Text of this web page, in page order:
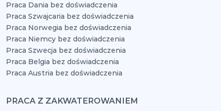
Praca Dania bez doświadczenia
Praca Szwajcaria bez doświadczenia
Praca Norwegia bez doświadczenia
Praca Niemcy bez doświadczenia
Praca Szwecja bez doświadczenia
Praca Belgia bez doświadczenia
Praca Austria bez doświadczenia
PRACA Z ZAKWATEROWANIEM